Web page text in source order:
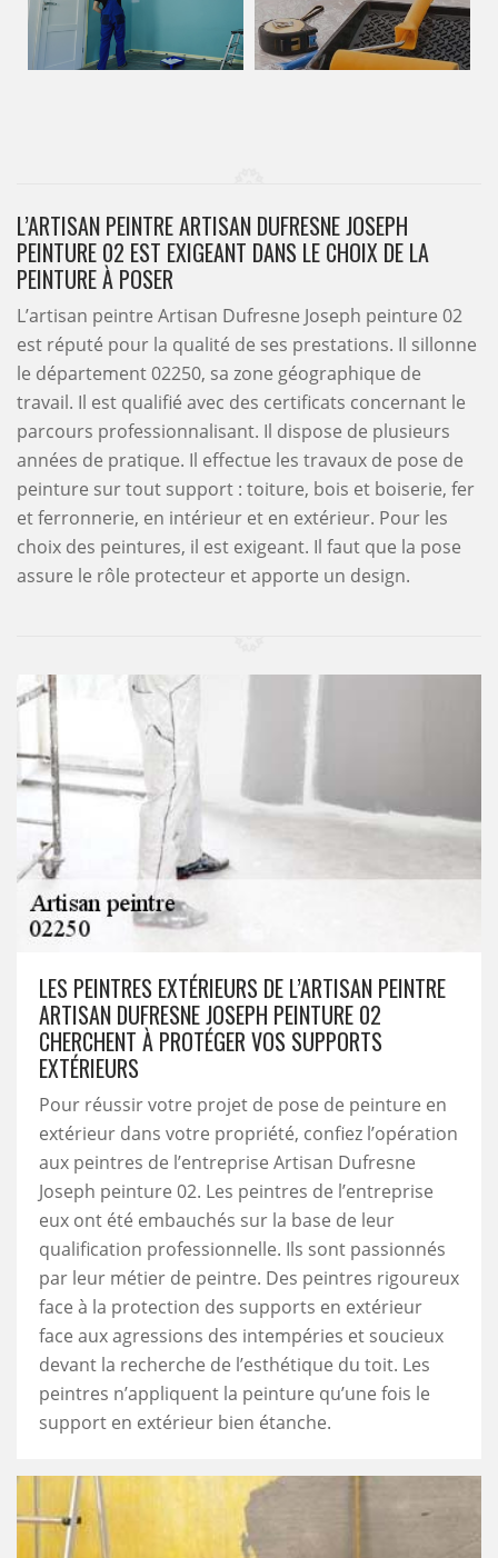
L’ARTISAN PEINTRE ARTISAN DUFRESNE JOSEPH
PEINTURE 02 EST EXIGEANT DANS LE CHOIX DE LA
PEINTURE À POSER
L’artisan peintre Artisan Dufresne Joseph peinture 02
est réputé pour la qualité de ses prestations. Il sillonne
le département 02250, sa zone géographique de
travail. Il est qualifié avec des certificats concernant le
parcours professionnalisant. Il dispose de plusieurs
années de pratique. Il effectue les travaux de pose de
peinture sur tout support : toiture, bois et boiserie, fer
et ferronnerie, en intérieur et en extérieur. Pour les
choix des peintures, il est exigeant. Il faut que la pose
assure le rôle protecteur et apporte un design.
LES PEINTRES EXTÉRIEURS DE L’ARTISAN PEINTRE
ARTISAN DUFRESNE JOSEPH PEINTURE 02
CHERCHENT À PROTÉGER VOS SUPPORTS
EXTÉRIEURS
Pour réussir votre projet de pose de peinture en
extérieur dans votre propriété, confiez l’opération
aux peintres de l’entreprise Artisan Dufresne
Joseph peinture 02. Les peintres de l’entreprise
eux ont été embauchés sur la base de leur
qualification professionnelle. Ils sont passionnés
par leur métier de peintre. Des peintres rigoureux
face à la protection des supports en extérieur
face aux agressions des intempéries et soucieux
devant la recherche de l’esthétique du toit. Les
peintres n’appliquent la peinture qu’une fois le
support en extérieur bien étanche.